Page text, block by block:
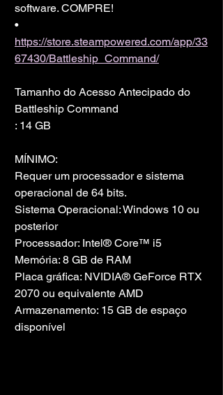
software. COMPRE!
•
https://store.steampowered.com/app/33
67430/Battleship_Command/
Tamanho do Acesso Antecipado do
Battleship Command
: 14 GB
MÍNIMO:
Requer um processador e sistema
operacional de 64 bits.
Sistema Operacional: Windows 10 ou
posterior
Processador: Intel® Core™ i5
Memória: 8 GB de RAM
Placa gráfica: NVIDIA® GeForce RTX
2070 ou equivalente AMD
Armazenamento: 15 GB de espaço
disponível